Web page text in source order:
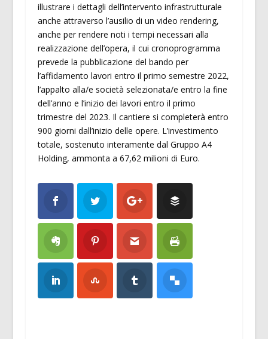
illustrare i dettagli dell’intervento infrastrutturale
anche attraverso l’ausilio di un video rendering,
anche per rendere noti i tempi necessari alla
realizzazione dell’opera, il cui cronoprogramma
prevede la pubblicazione del bando per
l’affidamento lavori entro il primo semestre 2022,
l’appalto alla/e società selezionata/e entro la fine
dell’anno e l’inizio dei lavori entro il primo
trimestre del 2023. Il cantiere si completerà entro
900 giorni dall’inizio delle opere. L’investimento
totale, sostenuto interamente dal Gruppo A4
Holding, ammonta a 67,62 milioni di Euro.